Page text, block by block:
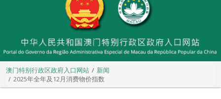
澳门特别行政区政府入口网站
新闻
2025年全年及12月消费物价指数